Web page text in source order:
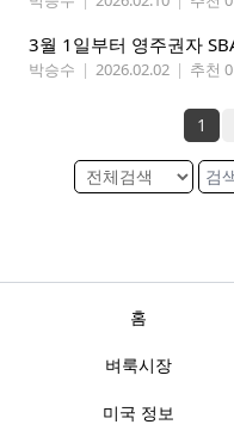
3월 1일부터 영주권자
박승수 | 2026.02.02 | 추천 0
1
홈
벼룩시장
미국 정보